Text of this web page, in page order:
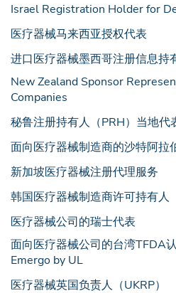
Israel Registration Holder for
医疗器械马来西亚授权代表
进口医疗器械墨西哥注册信息持
New Zealand Sponsor
Companies
秘鲁注册持有人（PRH）当地代
面向医疗器械制造商的沙特阿拉
新加坡医疗器械注册代理服务
韩国医疗器械制造商许可持有人
医疗器械公司的瑞士代表
面向医疗器械公司的台湾TFDA
Emergo by UL
医疗器械英国负责人（UKRP）